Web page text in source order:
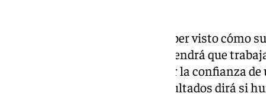
Irene Ferreras, quien parece haber visto cómo
de errores y falta de seguridad, tendrá que
los fallos defensivos y recuperar la confianza
tocado, y solo el futuro y los resultados dirá si